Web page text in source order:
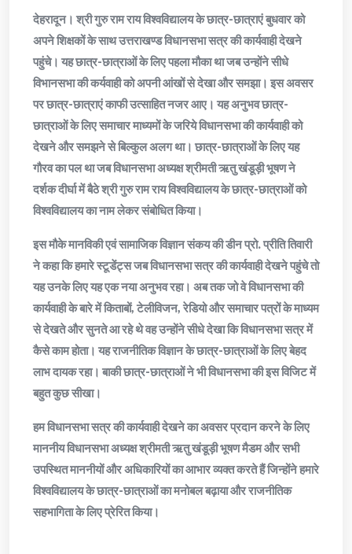
देहरादून। श्री गुरु राम राय विश्वविद्यालय के छात्र-छात्राएं बुधवार को
अपने शिक्षकों के साथ उत्तराखण्ड विधानसभा सत्र की कार्यवाही देखने
पहुंचे। यह छात्र-छात्राओं के लिए पहला मौका था जब उन्होंने सीधे
विभानसभा की कर्यवाही को अपनी आंखों से देखा और समझा। इस अवसर
पर छात्र-छात्राएं काफी उत्साहित नजर आए। यह अनुभव छात्र-
छात्राओं के लिए समाचार माध्यमों के जरिये विधानसभा की कार्यवाही को
देखने और समझने से बिल्कुल अलग था। छात्र-छात्राओं के लिए यह
गौरव का पल था जब विधानसभा अध्यक्ष श्रीमती ऋतु खंडूड़ी भूषण ने
दर्शक दीर्घा में बैठे श्री गुरु राम राय विश्वविद्यालय के छात्र-छात्राओं को
विश्वविद्यालय का नाम लेकर संबोधित किया।
इस मौके मानविकी एवं सामाजिक विज्ञान संकय की डीन प्रो. प्रीति तिवारी
ने कहा कि हमारे स्टूडेंट्स जब विधानसभा सत्र की कार्यवाही देखने पहुंचे तो
यह उनके लिए यह एक नया अनुभव रहा। अब तक जो वे विधानसभा की
कार्यवाही के बारे में किताबों, टेलीविजन, रेडियो और समाचार पत्रों के माध्यम
से देखते और सुनते आ रहे थे वह उन्होंने सीधे देखा कि विधानसभा सत्र में
कैसे काम होता। यह राजनीतिक विज्ञान के छात्र-छात्राओं के लिए बेहद
लाभ दायक रहा। बाकी छात्र-छात्राओं ने भी विधानसभा की इस विजिट में
बहुत कुछ सीखा।
हम विधानसभा सत्र की कार्यवाही देखने का अवसर प्रदान करने के लिए
माननीय विधानसभा अध्यक्ष श्रीमती ऋतु खंडूड़ी भूषण मैडम और सभी
उपस्थित माननीयों और अधिकारियों का आभार व्यक्त करते हैं जिन्होंने हमारे
विश्वविद्यालय के छात्र-छात्राओं का मनोबल बढ़ाया और राजनीतिक
सहभागिता के लिए प्रेरित किया।